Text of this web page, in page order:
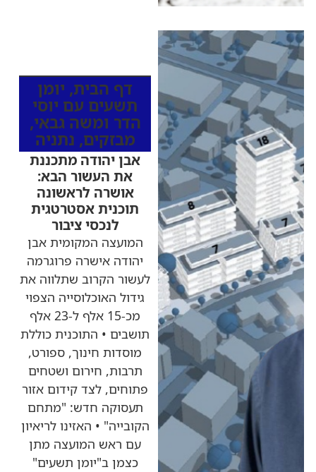
דף הבית, יומן
תשעים עם יוסי
הדר ומשה גבאי,
מבזקים, נתניה
אבן יהודה מתכננת
את העשור הבא:
אושרה לראשונה
תוכנית אסטרטגית
לנכסי ציבור
המועצה המקומית אבן
יהודה אישרה פרוגרמה
לעשור הקרוב שתלווה את
גידול האוכלוסייה הצפוי
מכ-15 אלף ל-23 אלף
תושבים • התוכנית כוללת
מוסדות חינוך, ספורט,
תרבות, חירום ושטחים
פתוחים, לצד קידום אזור
תעסוקה חדש: "מתחם
הקובייה" • האזינו לריאיון
עם ראש המועצה מתן
כצמן ב"יומן תשעים"